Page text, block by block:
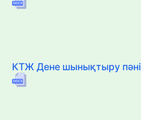
КТЖ Дене шынықтыру пәні